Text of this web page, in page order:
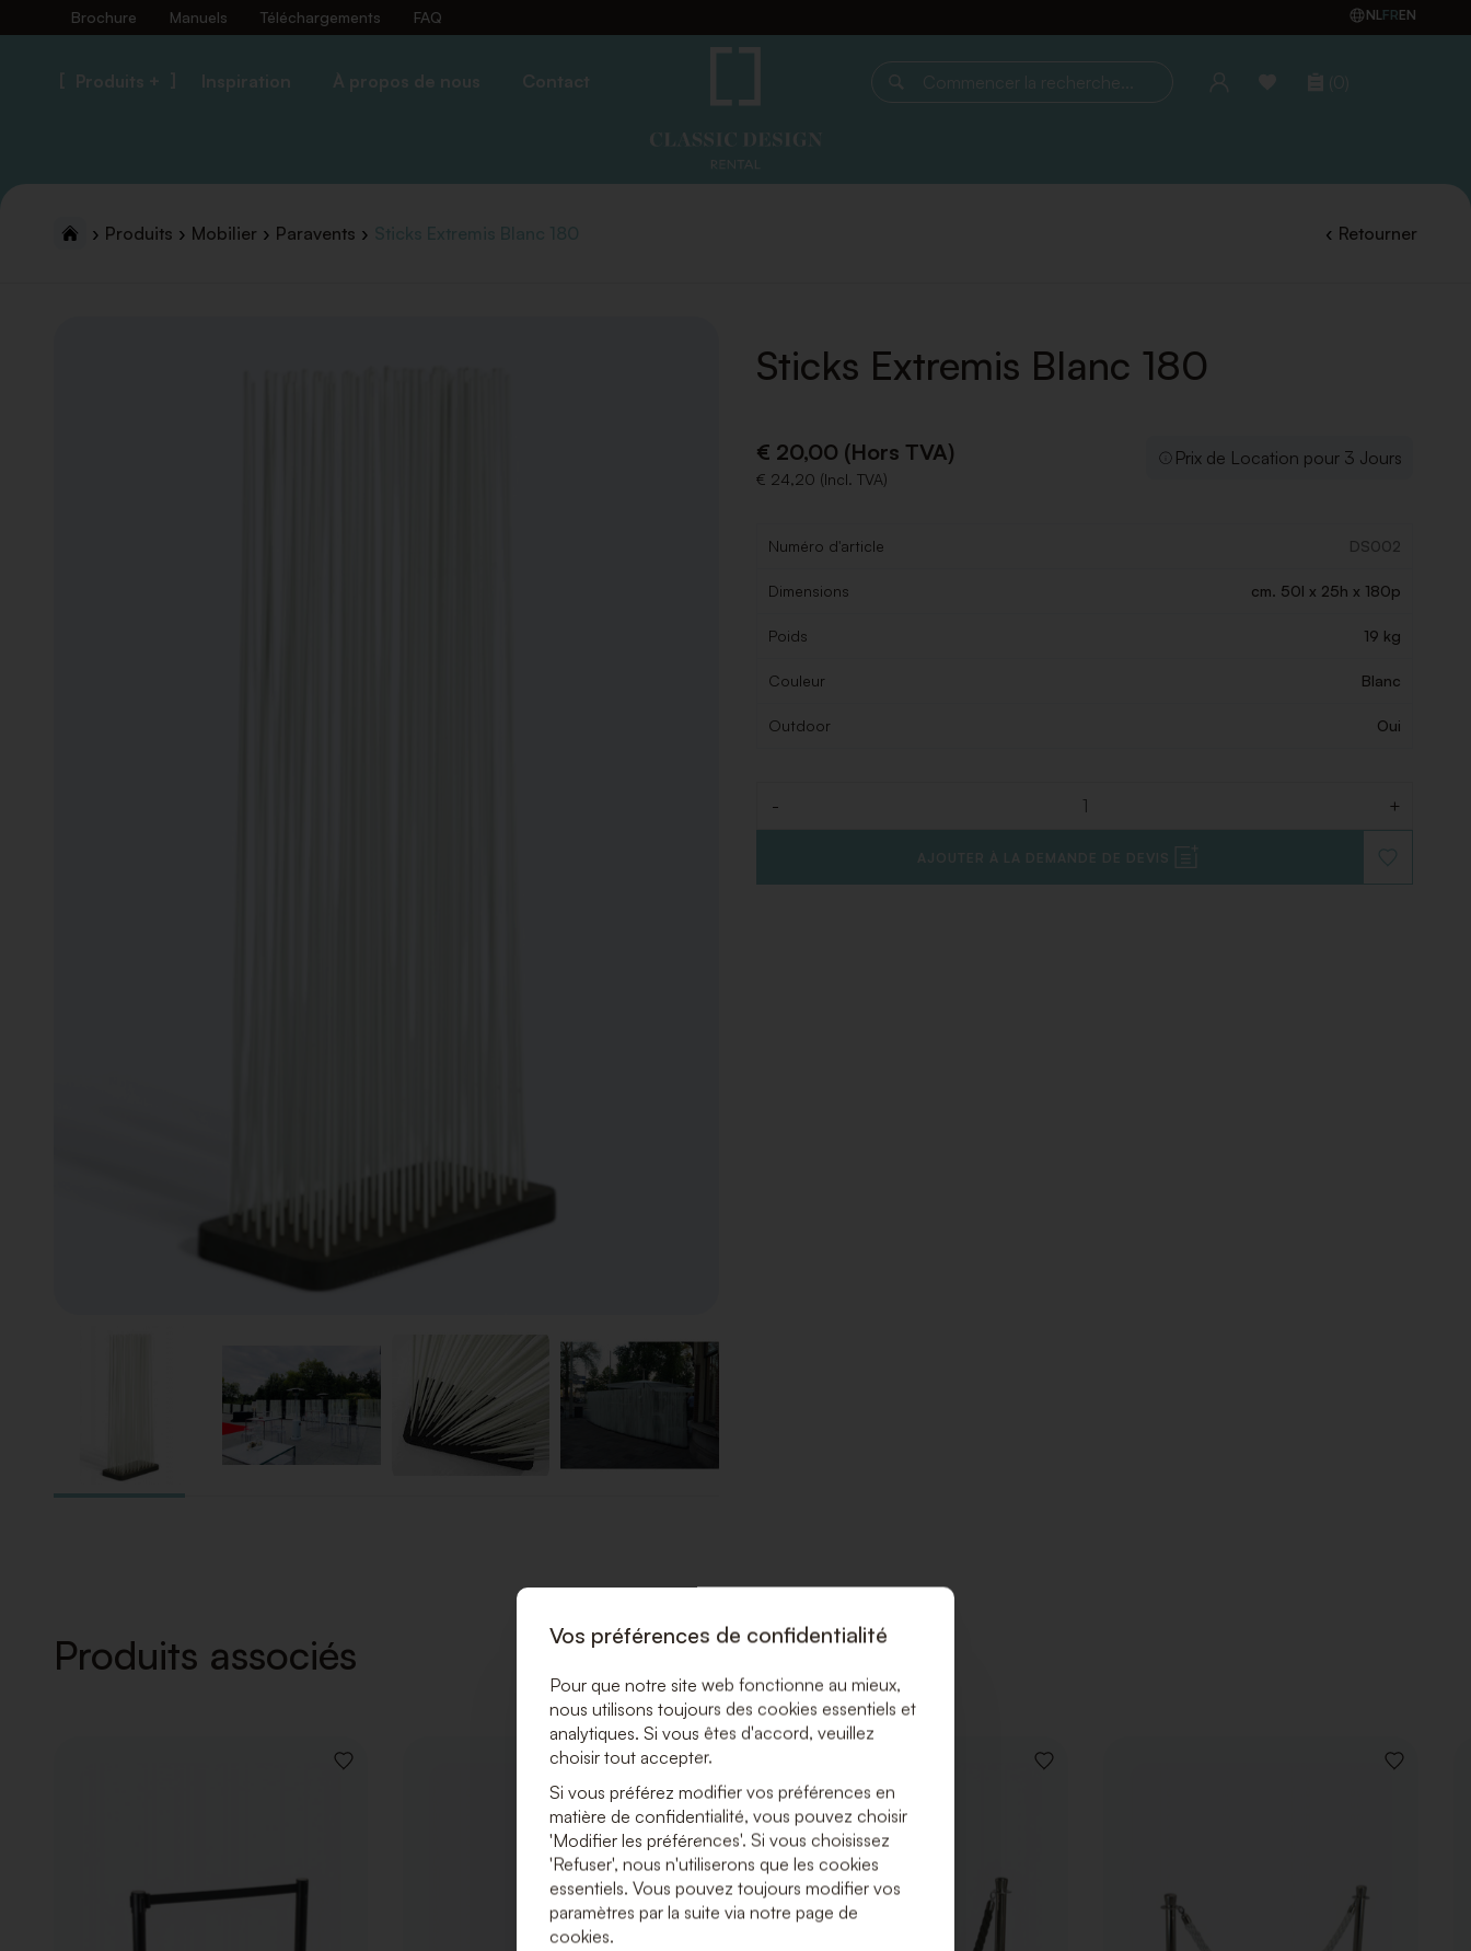
Brochure Manuels Téléchargements FAQ NLFREN
Produits + Inspiration À propos de nous Contact
Commencer la recherche... (0)
Produits Mobilier Paravents Sticks Extremis Blanc 180 Retourner
Sticks Extremis Blanc 180
€ 20,00 (Hors TVA)
€ 24,20 (Incl. TVA)
Prix de Location pour 3 Jours
Numéro d'article DS002
Dimensions cm. 50l x 25h x 180p
Poids 19 kg
Couleur Blanc
Outdoor Oui
- +
AJOUTER À LA DEMANDE DE DEVIS
À
Produits associés
AJOUTER
AJOUTER
À
LISTE
DE
SOUHAITS
AJOUTER
AJOUTER
Vos préférences de confidentialité
Pour que notre site web fonctionne au mieux,
nous utilisons toujours des cookies essentiels et
analytiques. Si vous êtes d'accord, veuillez
choisir tout accepter.
Si vous préférez modifier vos préférences en
matière de confidentialité, vous pouvez choisir
'Modifier les préférences'. Si vous choisissez
'Refuser', nous n'utiliserons que les cookies
essentiels. Vous pouvez toujours modifier vos
paramètres par la suite via notre page de
cookies.